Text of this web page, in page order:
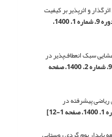
و اثرپذیر بر کیفیت
[دوره 9، شماره 1، 1400،
سبک انعطاف‌پذیر در
[دوره 9، شماره 2، 1400، صفحه
ریاضی پیشرفته در